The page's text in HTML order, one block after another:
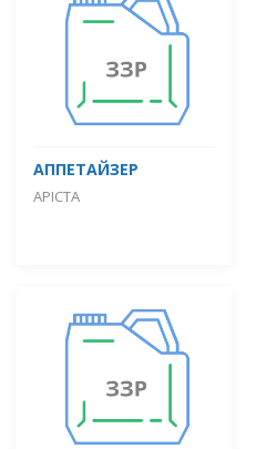
АППЕТАЙЗЕР
АРІСТА